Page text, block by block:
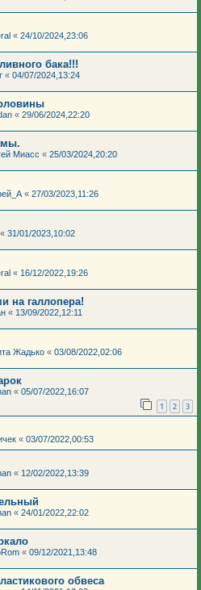
« 24/10/2024,23:06
бака!!!
« 04/07/2024,13:24
« 29/06/2024,22:20
Миасс « 25/03/2024,20:20
« 27/03/2023,11:26
« 31/01/2023,10:02
« 16/12/2022,19:26
на галлопера!
« 13/09/2022,12:11
Жадько « 03/08/2022,02:06
« 05/07/2022,16:07
1 2 3
« 03/07/2022,00:53
« 12/02/2022,13:39
« 24/01/2022,22:02
« 09/12/2021,13:48
обвеса